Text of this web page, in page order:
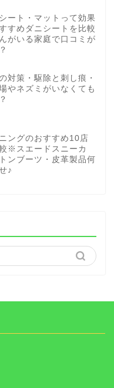
ート・マットって効果
すめダニシートを比較
がいる家庭で口コミが
対策・駆除と刺し痕・
やネズミがいなくても
ングのおすすめ10店
※スエードスニーカ
ンブーツ・皮革製品何
♪